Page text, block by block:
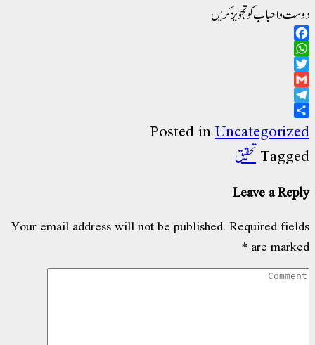
دوست و احباب کو تجویز کریں
Facebook
WhatsApp
Twitter
Gmail
Telegram
Share
Posted inUncategorized
Tagged تحقیق
Leave a Reply
Your email address will not be published. Required fields
are marked
*